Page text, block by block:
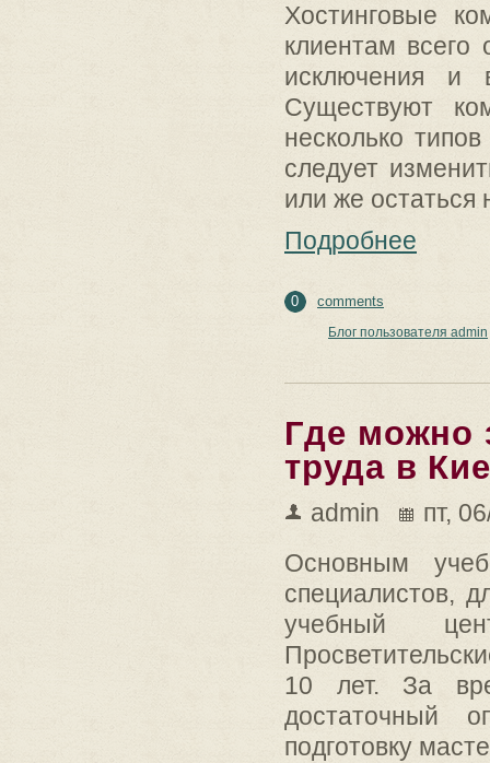
Хостинговые
клиентам всего
исключения и
Существуют
несколько
следует
или же остаться
Подробнее
0 comments
Блог пользователя admin
Где можно
труда в
admin
пт,
Основным
специалистов,
учебный
10 лет. За
достаточный
подготовку